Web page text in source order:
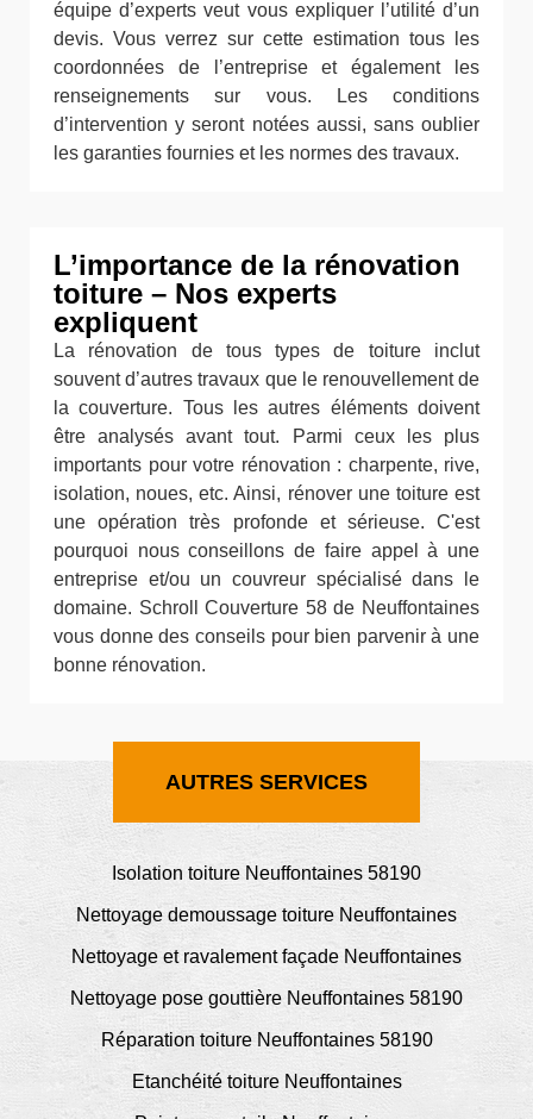
équipe d’experts veut vous expliquer l’utilité d’un
devis. Vous verrez sur cette estimation tous les
coordonnées de l’entreprise et également les
renseignements sur vous. Les conditions
d’intervention y seront notées aussi, sans oublier
les garanties fournies et les normes des travaux.
L’importance de la rénovation
toiture – Nos experts
expliquent
La rénovation de tous types de toiture inclut
souvent d’autres travaux que le renouvellement de
la couverture. Tous les autres éléments doivent
être analysés avant tout. Parmi ceux les plus
importants pour votre rénovation : charpente, rive,
isolation, noues, etc. Ainsi, rénover une toiture est
une opération très profonde et sérieuse. C'est
pourquoi nous conseillons de faire appel à une
entreprise et/ou un couvreur spécialisé dans le
domaine. Schroll Couverture 58 de Neuffontaines
vous donne des conseils pour bien parvenir à une
bonne rénovation.
AUTRES SERVICES
Isolation toiture Neuffontaines 58190
Nettoyage demoussage toiture Neuffontaines
Nettoyage et ravalement façade Neuffontaines
Nettoyage pose gouttière Neuffontaines 58190
Réparation toiture Neuffontaines 58190
Etanchéité toiture Neuffontaines